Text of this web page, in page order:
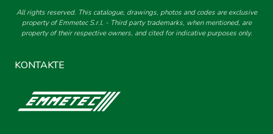
All rights reserved. This catalogue, drawings, photos and codes are exclusive
property of Emmetec S.r.l. - Third party trademarks, when mentioned, are
property of their respective owners, and cited for indicative purposes only.
KONTAKTE